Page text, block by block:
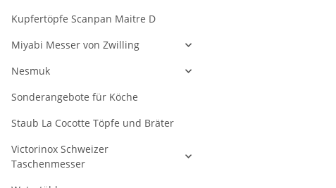
Kupfertöpfe Scanpan Maitre D
Miyabi Messer von Zwilling
Nesmuk
Sonderangebote für Köche
Staub La Cocotte Töpfe und Bräter
Victorinox Schweizer
Taschenmesser